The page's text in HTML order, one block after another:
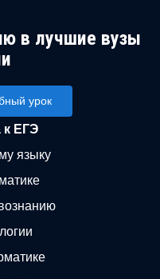
в лучшие вузы
урок
к ЕГЭ
языку